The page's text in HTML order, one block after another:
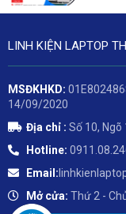
LINH KIỆN LAPTOP
MSĐKHKD:
14/09/2020
Địa chỉ : Số 10, Ngõ
Hotline:
Email:
Mở cửa: Thứ 2 -